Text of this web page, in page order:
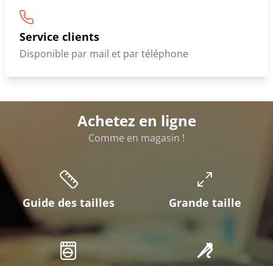
Service clients
Disponible par mail et par téléphone
Achetez en ligne
Comme en magasin !
Guide des tailles Grande taille